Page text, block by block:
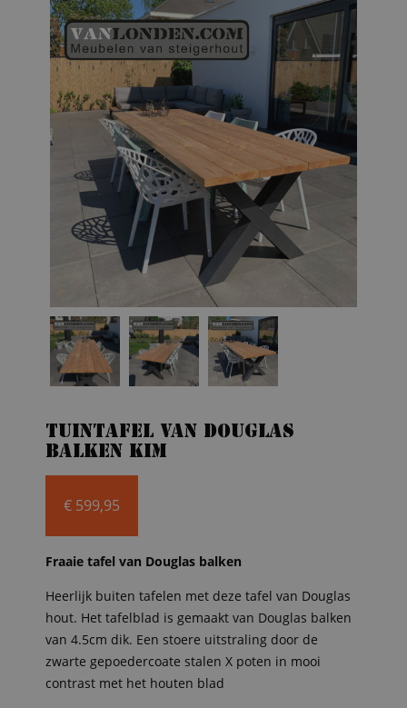
Tuintafel van Douglas
balken Kim
€ 599,95
Fraaie tafel van Douglas balken
Heerlijk buiten tafelen met deze tafel van Douglas
hout. Het tafelblad is gemaakt van Douglas balken
van 4.5cm dik. Een stoere uitstraling door de
zwarte gepoedercoate stalen X poten in mooi
contrast met het houten blad